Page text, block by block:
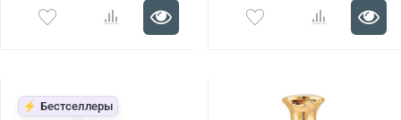
⚡ Бестселлеры